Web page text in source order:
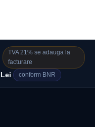
TVA 21% se adauga la
facturare
conform BNR